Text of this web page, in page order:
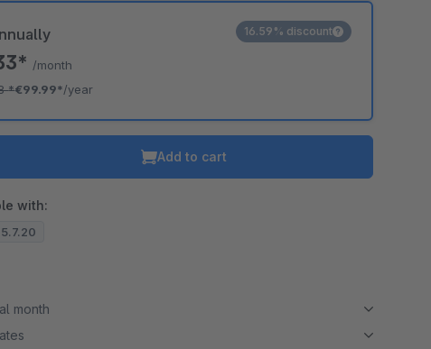
/month
*€99.99*/year
16.59% discount
Add to cart
with:
month